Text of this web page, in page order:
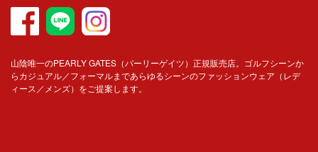
山陰唯一のPEARLY GATES（パーリーゲイツ）正規販売店。ゴルフシーンか
らカジュアル／フォーマルまであらゆるシーンのファッションウェア（レデ
ィース／メンズ）をご提案します。